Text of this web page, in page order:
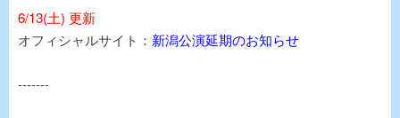
6/13(土) 更新
オフィシャルサイト： 新潟公演延期のお知らせ
-------